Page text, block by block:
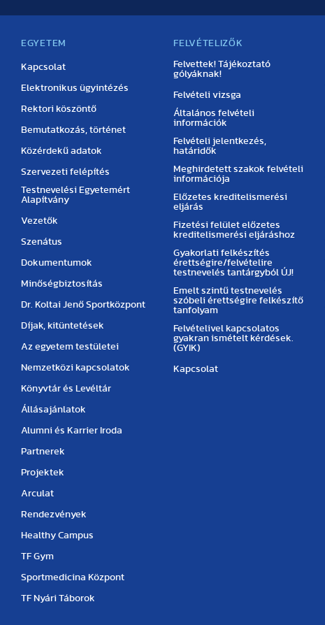
EGYETEM
Kapcsolat
Elektronikus ügyintézés
Rektori köszöntő
Bemutatkozás, történet
Közérdekű adatok
Szervezeti felépítés
Testnevelési Egyetemért
Alapítvány
Vezetők
Szenátus
Dokumentumok
Minőségbiztosítás
Dr. Koltai Jenő Sportközpont
Díjak, kitüntetések
Az egyetem testületei
Nemzetközi kapcsolatok
Könyvtár és Levéltár
Állásajánlatok
Alumni és Karrier Iroda
Partnerek
Projektek
Arculat
Rendezvények
Healthy Campus
TF Gym
Sportmedicina Központ
TF Nyári Táborok
FELVÉTELIZŐK
Felvettek! Tájékoztató
gólyáknak!
Felvételi vizsga
Általános felvételi
információk
Felvételi jelentkezés,
határidők
Meghirdetett szakok felvételi
információja
Előzetes kreditelismerési
eljárás
Fizetési felület előzetes
kreditelismerési eljáráshoz
Gyakorlati felkészítés
érettségire/felvételire
testnevelés tantárgyból ÚJ!
Emelt szintű testnevelés
szóbeli érettségire felkészítő
tanfolyam
Felvételivel kapcsolatos
gyakran ismételt kérdések.
(GYIK)
Kapcsolat